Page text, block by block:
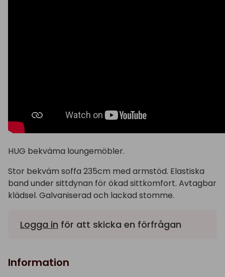
HUG bekväma loungemöbler.
Stor bekväm soffa 235cm med armstöd. Elastiska
band under sittdynan för ökad sittkomfort. Avtagbar
klädsel. Galvaniserad och lackad stomme.
Logga in för att skicka en förfrågan
Information